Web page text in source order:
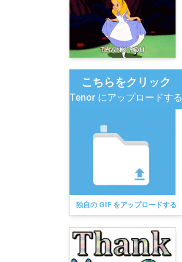
こちらをクリック
Tenor にアップロードする
独自の GIF をアップロードする